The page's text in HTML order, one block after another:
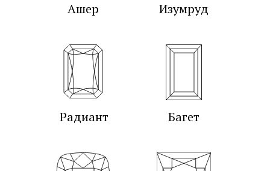
Ашер Изумруд
Радиант Багет